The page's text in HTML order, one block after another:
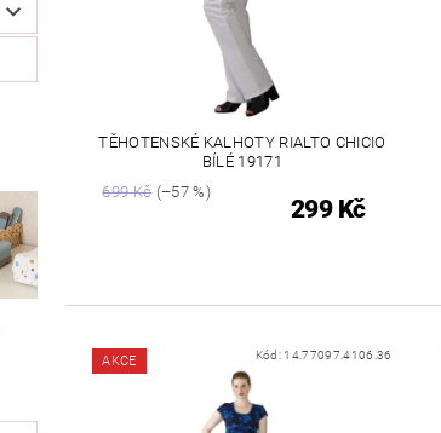
TĚHOTENSKÉ KALHOTY RIALTO CHICIO
BÍLÉ 19171
699 Kč(–57 %)
299 Kč
AKCE Kód: 14.77097.4106.36